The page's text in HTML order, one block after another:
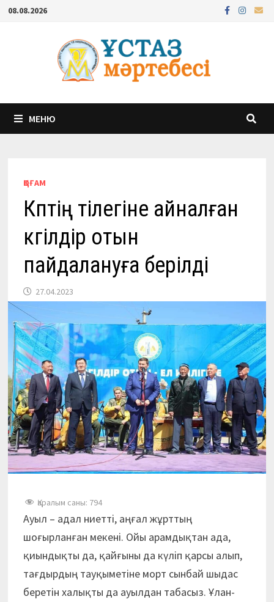
Перейти
содержимому
08.08.2026
МЕНЮ
ҚОҒАМ
Көптің тілегіне айналған
көгілдір отын
пайдалануға берілді
27.04.2023
Қаралым саны: 794
Ауыл – адал ниетті, аңғал жұрттың
шоғырланған мекені. Ойы арамдықтан ада,
қиындықты да, қайғыны да күліп қарсы алып,
тағдырдың тауқыметіне морт сынбай шыдас
беретін халықты да ауылдан табасыз. Ұлан-